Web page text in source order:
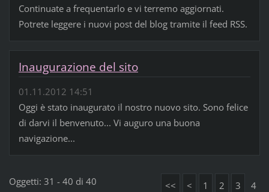
Continuate a frequentarlo e vi terremo aggiornati.
Potrete leggere i nuovi post del blog tramite il feed RSS.
Inaugurazione del sito
01.11.2012 14:51
Oggi è stato inaugurato il nostro nuovo sito. Sono felice
di darvi il benvenuto... Vi auguro una buona
navigazione...
Oggetti: 31 - 40 di 40 << < 1 2 3 4